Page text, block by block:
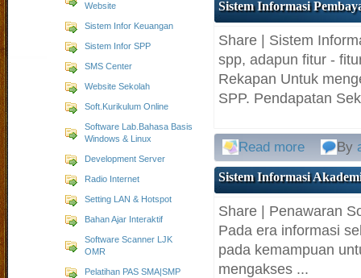
Website
Sistem Infor Keuangan
Sistem Infor SPP
SMS Center
Website Sekolah
Soft.Kurikulum Online
Software Lab.Bahasa Basis
Windows & Linux
Development Server
Radio Internet
Setting LAN & Hotspot
Bahan Ajar Interaktif
Software Scanner LJK
OMR
Pelatihan PAS SMA|SMP
Sistem Informasi
Share | Sistem
spp, adapun fitur -
Rekapan Untuk
SPP. Pendapatan
Read more By
Sistem Informasi
Share | Penawaran
Pada era informasi
pada kemampuan
mengakses ...